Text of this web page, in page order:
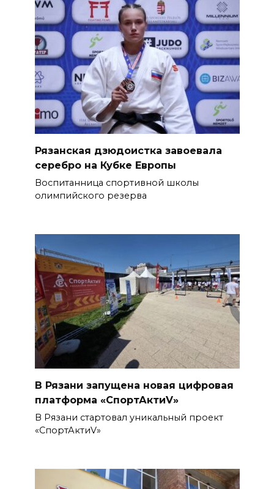
Рязанская дзюдоистка завоевала
серебро на Кубке Европы
Воспитанница спортивной школы
олимпийского резерва
В Рязани запущена новая цифровая
платформа «СпортАктиV»
В Рязани стартовал уникальный проект
«СпортАктиV»